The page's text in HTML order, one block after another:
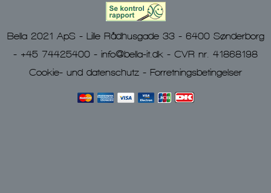
Bella 2021 ApS - Lille Rådhusgade 33 - 6400 Sønderborg
- +45 74425400 - info@bella-it.dk - CVR nr. 41868198
Cookie- und datenschutz - Forretningsbetingelser